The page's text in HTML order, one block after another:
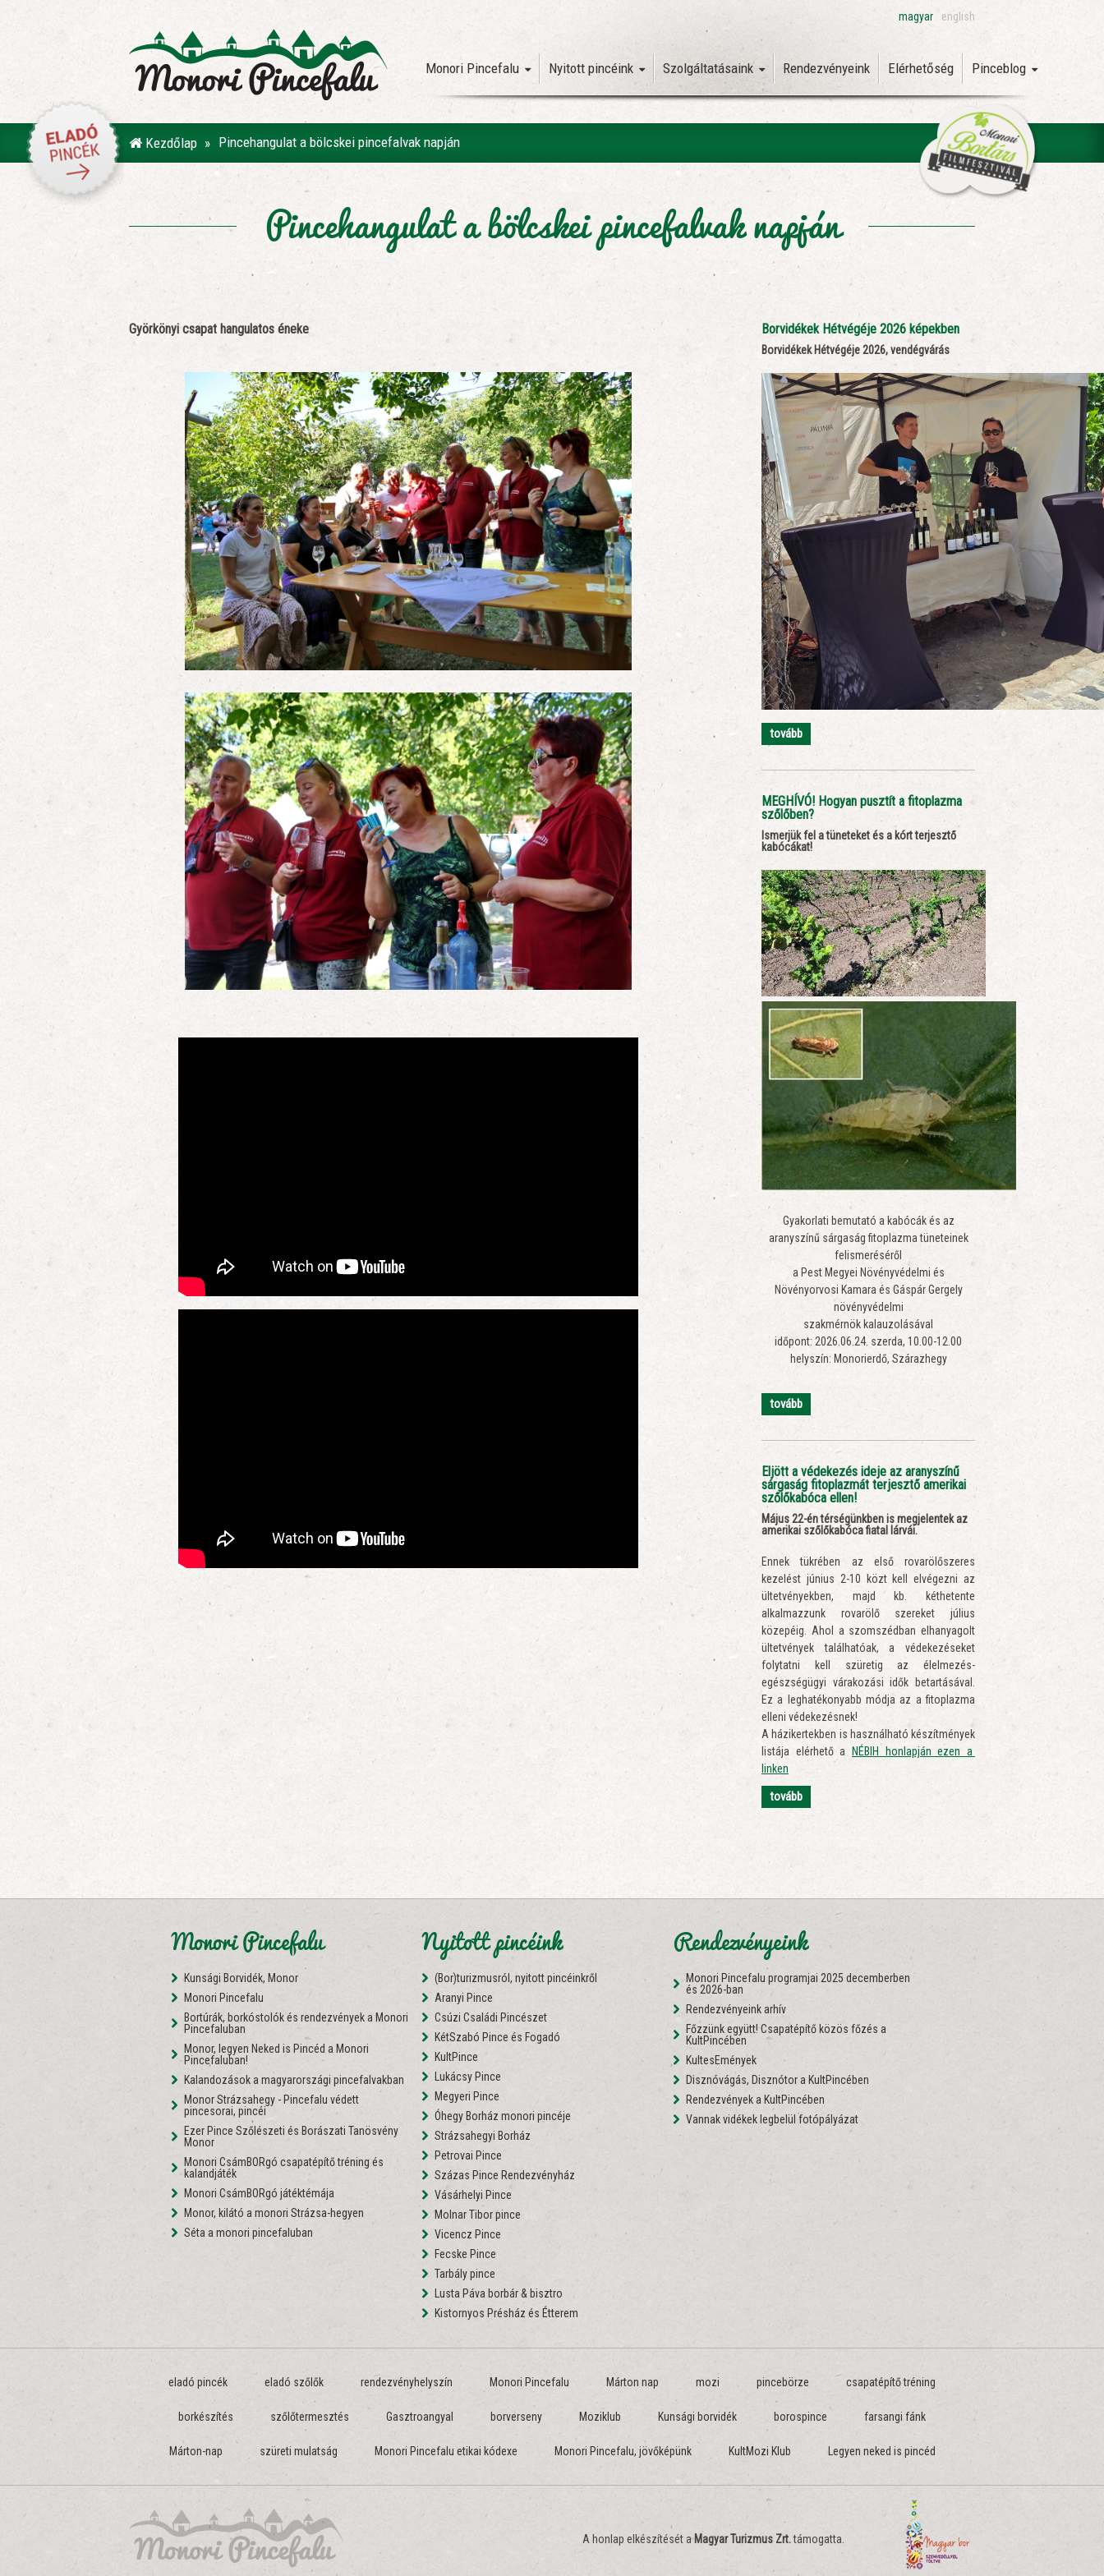
magyar english
Monori Pincefalu Nyitott pincéink Szolgáltatásaink Rendezvényeink Elérhetőség Pinceblog
Kezdőlap Pincehangulat a bölcskei pincefalvak napján
Pincehangulat a bölcskei pincefalvak napján
Györkönyi csapat hangulatos éneke Borvidékek Hétvégéje 2026 képekben
Borvidékek Hétvégéje 2026, vendégvárás
tovább
MEGHÍVÓ! Hogyan pusztít a fitoplazma
szőlőben?
Ismerjük fel a tüneteket és a kórt terjesztő
kabócákat!
Gyakorlati bemutató a kabócák és az
aranyszínű sárgaság fitoplazma tüneteinek
felismeréséről
a Pest Megyei Növényvédelmi és
Növényorvosi Kamara és Gáspár Gergely
növényvédelmi
szakmérnök kalauzolásával
időpont: 2026.06.24. szerda, 10.00-12.00
helyszín: Monorierdő, Szárazhegy
tovább
Eljött a védekezés ideje az aranyszínű
sárgaság fitoplazmát terjesztő amerikai
szőlőkabóca ellen!
Május 22-én térségünkben is megjelentek az
amerikai szőlőkabóca fiatal lárvái.
Ennek tükrében az első rovarölőszeres
kezelést június 2-10 közt kell elvégezni az
ültetvényekben, majd kb. kéthetente
alkalmazzunk rovarölő szereket július
közepéig. Ahol a szomszédban elhanyagolt
ültetvények találhatóak, a védekezéseket
folytatni kell szüretig az élelmezés-
egészségügyi várakozási idők betartásával.
Ez a leghatékonyabb módja az a fitoplazma
elleni védekezésnek!
A házikertekben is használható készítmények
listája elérhető a
NÉBIH honlapján ezen a
linken
tovább
Monori Pincefalu
Kunsági Borvidék, Monor
Monori Pincefalu
Bortúrák, borkóstolók és rendezvények a Monori
Pincefaluban
Monor, legyen Neked is Pincéd a Monori
Pincefaluban!
Kalandozások a magyarországi pincefalvakban
Monor Strázsahegy - Pincefalu védett
pincesorai, pincéi
Ezer Pince Szőlészeti és Borászati Tanösvény
Monor
Monori CsámBORgó csapatépítő tréning és
kalandjáték
Monori CsámBORgó játéktémája
Monor, kilátó a monori Strázsa-hegyen
Séta a monori pincefaluban
Nyitott pincéink
(Bor)turizmusról, nyitott pincéinkről
Aranyi Pince
Csúzi Családi Pincészet
KétSzabó Pince és Fogadó
KultPince
Lukácsy Pince
Megyeri Pince
Óhegy Borház monori pincéje
Strázsahegyi Borház
Petrovai Pince
Százas Pince Rendezvényház
Vásárhelyi Pince
Molnar Tibor pince
Vicencz Pince
Fecske Pince
Tarbály pince
Lusta Páva borbár & bisztro
Kistornyos Présház és Étterem
Rendezvényeink
Monori Pincefalu programjai 2025 decemberben
és 2026-ban
Rendezvényeink arhív
Főzzünk együtt! Csapatépítő közös főzés a
KultPincében
KultesEmények
Disznóvágás, Disznótor a KultPincében
Rendezvények a KultPincében
Vannak vidékek legbelül fotópályázat
eladó pincék eladó szőlők rendezvényhelyszín Monori Pincefalu Márton nap mozi pincebörze csapatépítő tréning
borkészítés szőlőtermesztés Gasztroangyal borverseny Moziklub Kunsági borvidék borospince farsangi fánk
Márton-nap szüreti mulatság Monori Pincefalu etikai kódexe Monori Pincefalu, jövőképünk KultMozi Klub Legyen neked is pincéd
A honlap elkészítését aMagyar Turizmus Zrt.támogatta.